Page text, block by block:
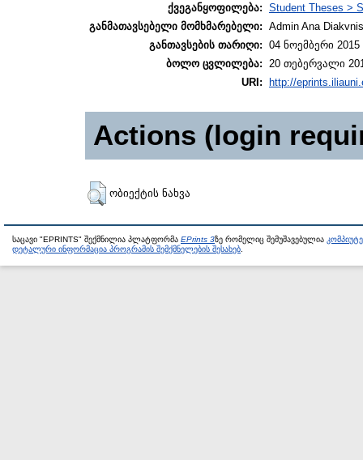
ქვეგანყოფილება: Student Theses >
განმათავსებელი მომხმარებელი: Admin Ana
განთავსების თარიღი: 04 ნოემბერი 2015
ბოლო ცვლილება: 20 თებერვალი
URI:
http://
Actions (login
ობიექტის ნახვა
საცავი "EPRINTS" შექმნილია პლატფორმა EPrints 3ზე რომელიც შემუშავებულია
დეტალური ინფორმაცია პროგრამის შემქმნელების შესახებ.